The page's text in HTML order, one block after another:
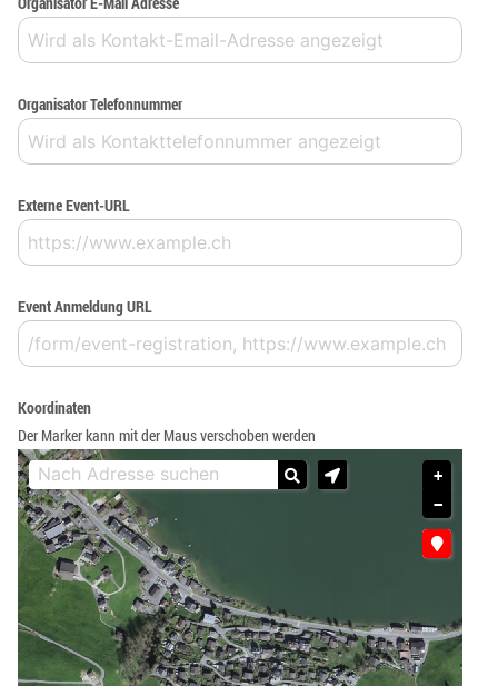
Organisator Telefonnummer
Externe Event-URL
Event Anmeldung URL
Koordinaten
Der Marker kann mit der Maus verschoben werden
+
−